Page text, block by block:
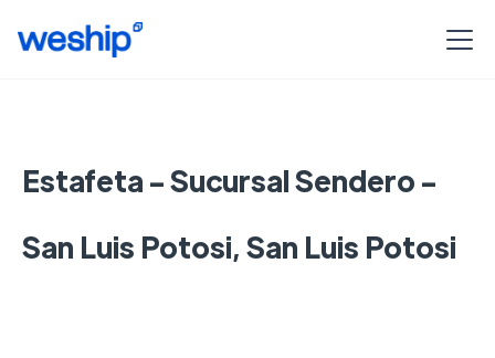
Estafeta - Sucursal Sendero -
San Luis Potosi, San Luis Potosi